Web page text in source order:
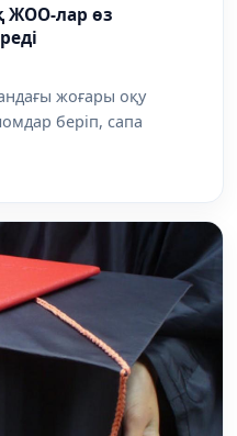
ЖОО-лар өз
жоғары оқу
беріп, сапа